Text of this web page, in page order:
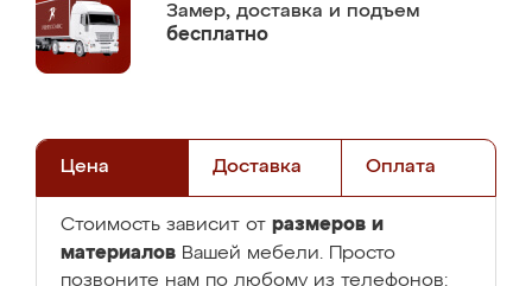
Замер, доставка и подъем
бесплатно
Цена Доставка Оплата
Стоимость зависит от размеров и
материалов Вашей мебели. Просто
позвоните нам по любому из телефонов: